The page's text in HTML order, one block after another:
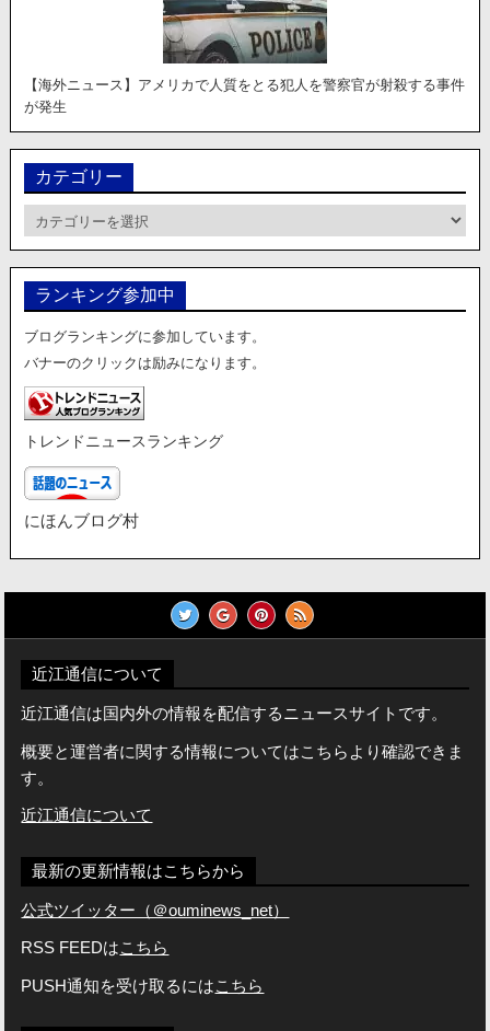
【海外ニュース】アメリカで人質をとる犯人を警察官が射殺する事件
が発生
カテゴリー
テ
リ
ランキング参加中
ブログランキングに参加しています。
バナーのクリックは励みになります。
トレンドニュースランキング
にほんブログ村
近江通信について
近江通信は国内外の情報を配信するニュースサイトです。
概要と運営者に関する情報についてはこちらより確認できま
す。
近江通信について
最新の更新情報はこちらから
公式ツイッター（＠ouminews_net）
RSS FEEDはこちら
PUSH通知を受け取るにはこちら